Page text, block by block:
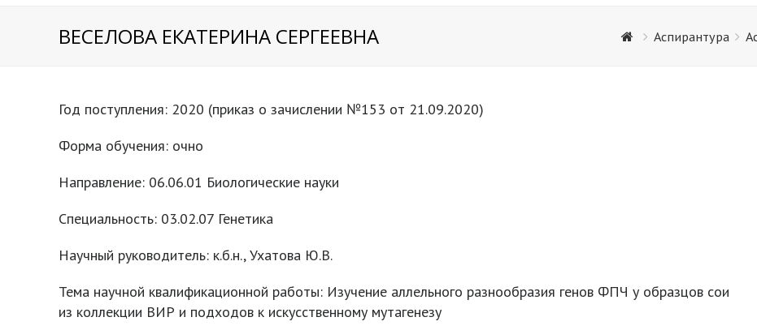
ВЕСЕЛОВА ЕКАТЕРИНА СЕРГЕЕВНА Аспирантура
Год поступления: 2020 (приказ о зачислении №153 от 21.09.2020)
Форма обучения: очно
Направление: 06.06.01 Биологические науки
Специальность: 03.02.07 Генетика
Научный руководитель: к.б.н., Ухатова Ю.В.
Тема научной квалификационной работы: Изучение аллельного разнообразия генов ФПЧ у образцов сои
из коллекции ВИР и подходов к искусственному мутагенезу